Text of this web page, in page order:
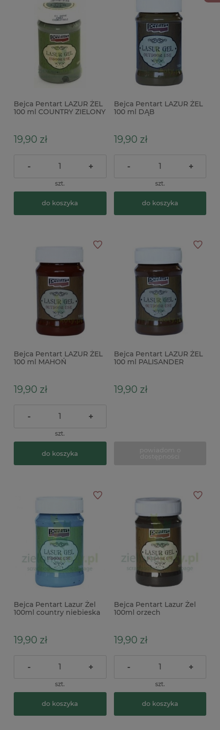
Bejca Pentart LAZUR ŻEL
100 ml COUNTRY ZIELONY
19,90 zł
- +
szt.
do koszyka
Bejca Pentart LAZUR ŻEL
100 ml DĄB
19,90 zł
- +
szt.
do koszyka
Bejca Pentart LAZUR ŻEL
100 ml MAHOŃ
19,90 zł
- +
szt.
do koszyka
Bejca Pentart LAZUR ŻEL
100 ml PALISANDER
19,90 zł
Bejca Pentart Lazur Żel
100ml country niebieska
19,90 zł
- +
szt.
do koszyka
Bejca Pentart Lazur Żel
100ml orzech
19,90 zł
- +
szt.
do koszyka